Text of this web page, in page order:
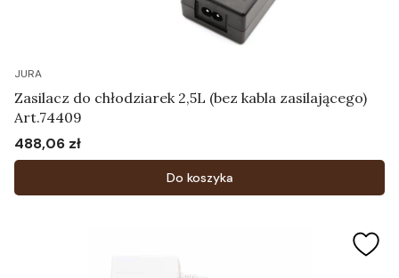
JURA
Zasilacz do chłodziarek 2,5L (bez kabla zasilającego)
Art.74409
Cena
488,06 zł
Do koszyka